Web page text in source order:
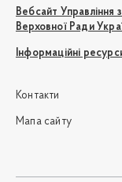
Вебсайт Управління
Верховної Ради
Інформаційні
Контакти
Мапа сайту